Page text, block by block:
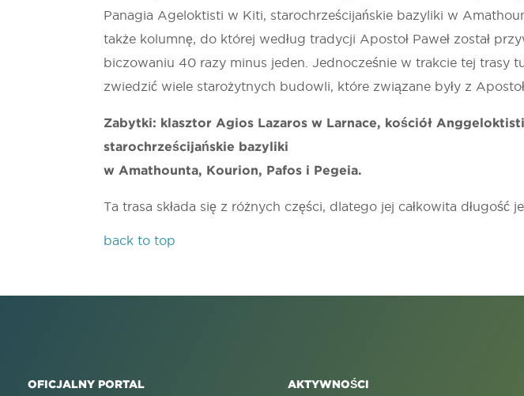
Panagia Ageloktisti w Kiti, starochrześcijańskie bazyliki w
także kolumnę, do której według tradycji Apostoł Paweł został
biczowaniu 40 razy minus jeden. Jednocześnie w trakcie tej trasy
zwiedzić wiele starożytnych budowli, które związane były z
Zabytki: klasztor Agios Lazaros w Larnace, kościół
starochrześcijańskie bazyliki
w Amathounta, Kourion, Pafos i Pegeia.
Ta trasa składa się z różnych części, dlatego jej całkowita długość
back to top
OFICJALNY PORTAL AKTYWNOŚCI